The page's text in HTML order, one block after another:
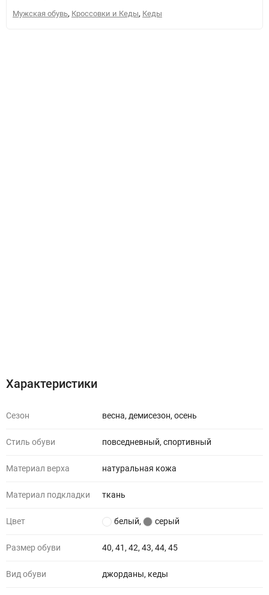
Мужская обувь, Кроссовки и Кеды, Кеды
Характеристики
Сезон весна, демисезон, осень
Стиль обуви повседневный, спортивный
Материал верха натуральная кожа
Материал подкладки ткань
Цвет белый, серый
Размер обуви 40, 41, 42, 43, 44, 45
Вид обуви джорданы, кеды